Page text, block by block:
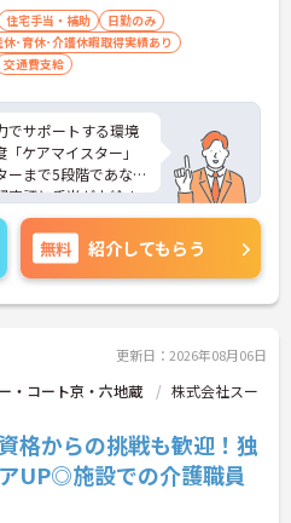
休みも取りやすい環
柔軟に対応してお
に行くスタッフも
間のフリーハンド連
眠センサー・アレク
化と質の高いケアを
し、スタッフの声を
定期的にホームを周
ています
復帰率100%と、育
ています
で利用でき、法令よ
ができます
トモニン」の3つの
、ライフステージに
職場です
住宅手当・補助
日勤のみ
休･育休･介護休暇取得実績あり
交通費支給
サポートする環境
ケアマイスター」
ーまで5段階であな
定証と手当が支給さ
するため「サンク
導入しています。ス
設を超えた仲間に
合う仕組みで、毎月
、認め合えるため、
囲気の職場です。
なるかも！」という
ており、入社1日
きる「フジキャタ提
べての提案に目を通
サービス向上につな
に取り組めます。
無料 紹介してもらう
更新日：2026年08月06日
・コート京・六地蔵
株式会社スー
格からの挑戦も歓迎！独
UP◎施設での介護職員